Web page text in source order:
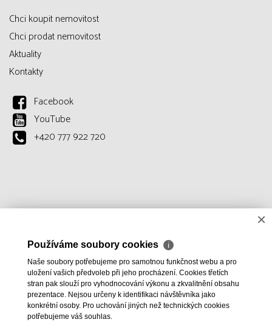
Chci koupit nemovitost
Chci prodat nemovitost
Aktuality
Kontakty
Facebook
YouTube
+420 777 922 720
×
Používáme soubory cookies ℹ
Naše soubory potřebujeme pro samotnou funkčnost webu a pro
uložení vašich předvoleb při jeho procházení. Cookies třetích
stran pak slouží pro vyhodnocování výkonu a zkvalitnění obsahu
prezentace. Nejsou určeny k identifikaci návštěvníka jako
konkrétní osoby. Pro uchování jiných než technických cookies
potřebujeme váš souhlas.